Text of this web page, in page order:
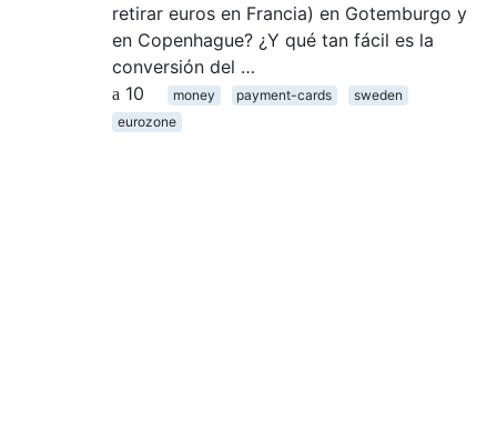
retirar euros en Francia) en Gotemburgo y
en Copenhague? ¿Y qué tan fácil es la
conversión del …
10
money payment-cards
sweden
eurozone